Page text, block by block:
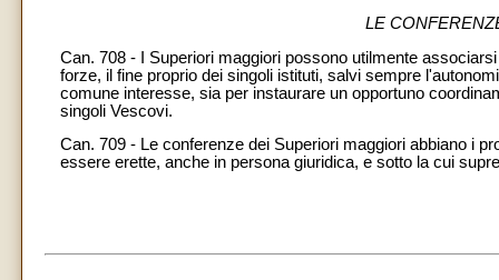
LE
Can. 708 - I Superiori maggiori possono utilmente
forze, il fine proprio dei singoli istituti, salvi sempre
comune interesse, sia per instaurare un opportuno
singoli Vescovi.
Can. 709 - Le conferenze dei Superiori maggiori abbiano i
essere erette, anche in persona giuridica, e sotto la cui